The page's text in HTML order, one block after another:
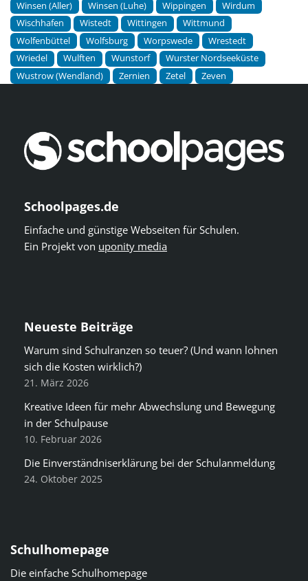
Winsen (Aller)
Winsen (Luhe) Wippingen
Wirdum
Wischhafen
Wistedt Wittingen
Wittmund
Wolfenbüttel
Wolfsburg Worpswede
Wrestedt
Wriedel
Wulften Wunstorf
Wurster Nordseeküste
Wustrow (Wendland)
Zernien Zetel Zeven
Schoolpages.de
Einfache und günstige Webseiten für Schulen.
Ein Projekt von uponity media
Neueste Beiträge
Warum sind Schulranzen so teuer? (Und wann lohnen
sich die Kosten wirklich?)
21. März 2026
Kreative Ideen für mehr Abwechslung und Bewegung
in der Schulpause
10. Februar 2026
Die Einverständniserklärung bei der Schulanmeldung
24. Oktober 2025
Schulhomepage
Die einfache Schulhomepage